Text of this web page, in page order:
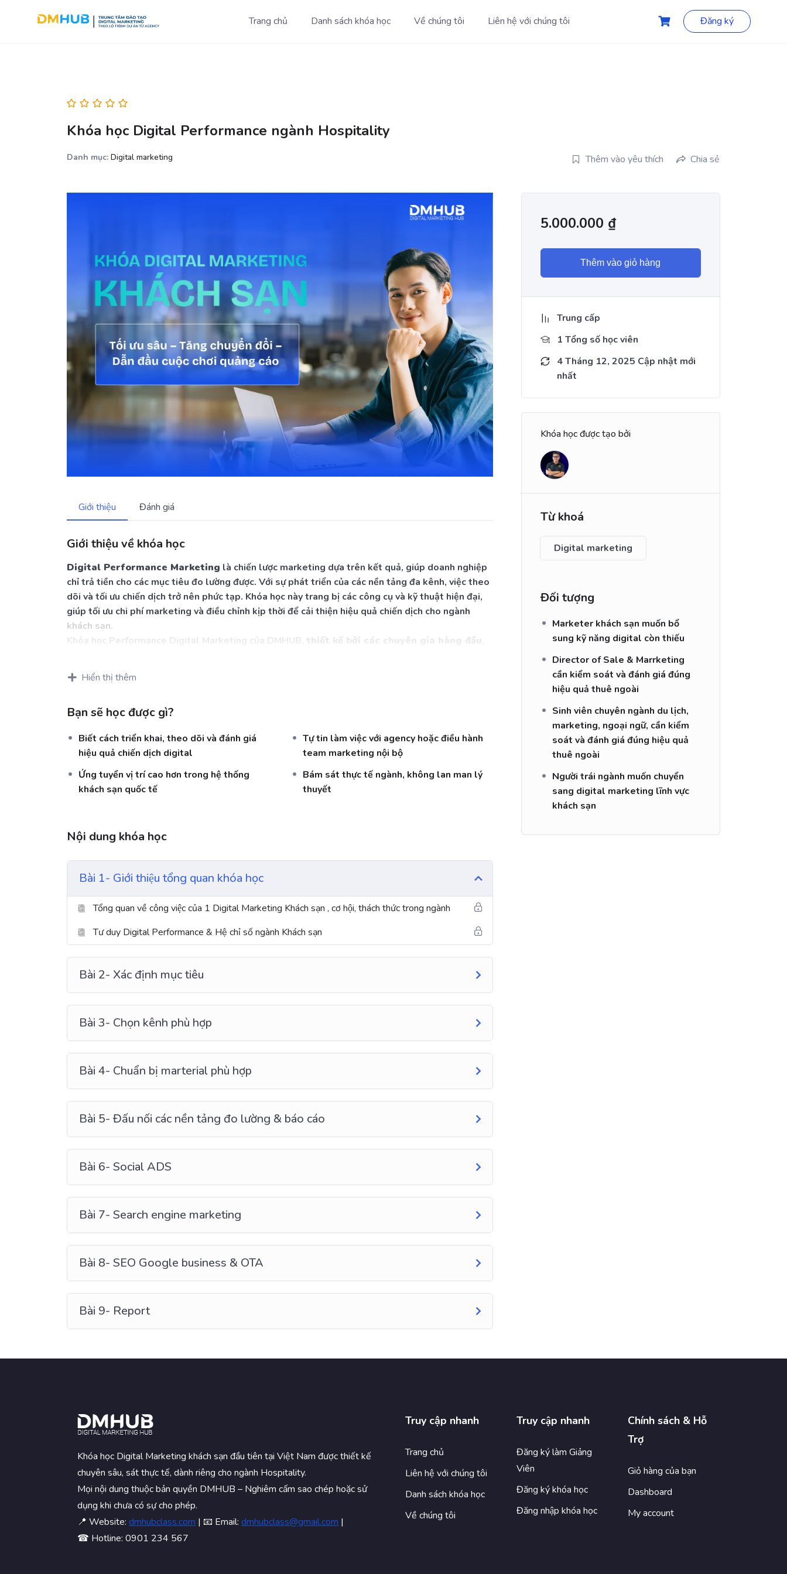
Trang chủ Danh sách khóa học Về chúng tôi Liên hệ với chúng tôi Đăng ký
Khóa học Digital Performance ngành Hospitality
Danh mục: Digital marketing Thêm vào yêu thích Chia sẻ
Giới thiệu Đánh giá
Giới thiệu về khóa học
Digital Performance Marketing là chiến lược marketing dựa trên kết quả, giúp doanh nghiệp
chỉ trả tiền cho các mục tiêu đo lường được. Với sự phát triển của các nền tảng đa kênh, việc theo
dõi và tối ưu chiến dịch trở nên phức tạp. Khóa học này trang bị các công cụ và kỹ thuật hiện đại,
giúp tối ưu chi phí marketing và điều chỉnh kịp thời để cải thiện hiệu quả chiến dịch cho ngành
khách sạn.
Khóa học Performance Digital Marketing của DMHUB, thiết kế bởi các chuyên gia hàng đầu
trên các nền tảng như Facebook, Google (Shopping Ads, Google Analytics 4), TikTok, và e-
commerce, đánh giá hiệu quả chiến dịch và đưa ra quyết định chiến lược chính xác. Khóa học giúp
cường sức cạnh tranh cho khách sạn.
Hiển thị thêm
Bạn sẽ học được gì?
Biết cách triển khai, theo dõi và đánh giá
hiệu quả chiến dịch digital
Tự tin làm việc với agency hoặc điều hành
team marketing nội bộ
Ứng tuyển vị trí cao hơn trong hệ thống
khách sạn quốc tế
Bám sát thực tế ngành, không lan man lý
thuyết
Nội dung khóa học
Bài 1- Giới thiệu tổng quan khóa học
Tổng quan về công việc của 1 Digital Marketing Khách sạn , cơ hội, thách thức trong ngành
Tư duy Digital Performance & Hệ chỉ số ngành Khách sạn
Bài 2- Xác định mục tiêu
Bài 3- Chọn kênh phù hợp
Bài 4- Chuẩn bị marterial phù hợp
Bài 5- Đấu nối các nền tảng đo lường & báo cáo
Bài 6- Social ADS
Bài 7- Search engine marketing
Bài 8- SEO Google business & OTA
Bài 9- Report
5.000.000 ₫
Thêm vào giỏ hàng
Trung cấp
1 Tổng số học viên
4 Tháng 12, 2025 Cập nhật mới
nhất
Khóa học được tạo bởi
Từ khoá
Digital marketing
Đối tượng
Marketer khách sạn muốn bổ
sung kỹ năng digital còn thiếu
Director of Sale & Marrketing
cần kiểm soát và đánh giá đúng
hiệu quả thuê ngoài
Sinh viên chuyên ngành du lịch,
marketing, ngoại ngữ, cần kiểm
soát và đánh giá đúng hiệu quả
thuê ngoài
Người trái ngành muốn chuyển
sang digital marketing lĩnh vực
khách sạn
Khóa học Digital Marketing khách sạn đầu tiên tại Việt Nam được thiết kế
chuyên sâu, sát thực tế, dành riêng cho ngành Hospitality.
Mọi nội dung thuộc bản quyền DMHUB – Nghiêm cấm sao chép hoặc sử
dụng khi chưa có sự cho phép.
📍 Website: dmhubclass.com | 📧 Email: dmhubclass@gmail.com |
☎ Hotline: 0901 234 567
Truy cập nhanh
Trang chủ
Liên hệ với chúng tôi
Danh sách khóa học
Về chúng tôi
Truy cập nhanh
Đăng ký làm Giảng
Viên
Đăng ký khóa học
Đăng nhập khóa học
Chính sách & Hỗ
Trợ
Giỏ hàng của bạn
Dashboard
My account